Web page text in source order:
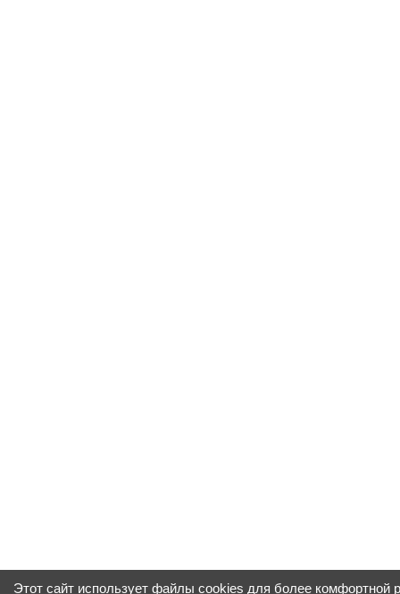
Этот сайт использует файлы cookies для более комфортной